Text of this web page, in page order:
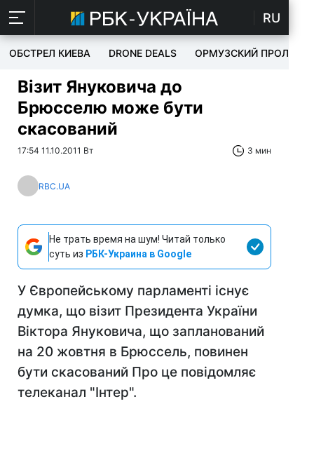
RU
ОБСТРЕЛ КИЕВА DRONE DEALS ОРМУЗСКИЙ ПРОЛИВ
Візит Януковича до
Брюсселю може бути
скасований
17:54 11.10.2011 Вт 3 мин
RBC.UA
Не трать время на шум! Читай только
суть из РБК-Украина в Google
У Європейському парламенті існує
думка, що візит Президента України
Віктора Януковича, що запланований
на 20 жовтня в Брюссель, повинен
бути скасований Про це повідомляє
телеканал "Інтер".